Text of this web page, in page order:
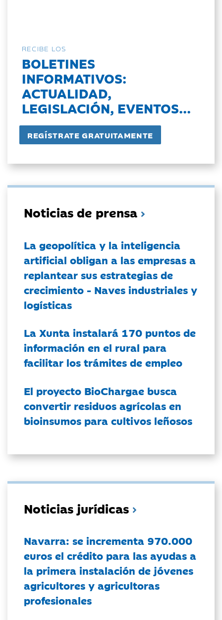
RECIBE LOS
BOLETINES
INFORMATIVOS:
ACTUALIDAD,
LEGISLACIÓN, EVENTOS...
Noticias de prensa
La geopolítica y la inteligencia
artificial obligan a las empresas a
replantear sus estrategias de
crecimiento - Naves industriales y
logísticas
La Xunta instalará 170 puntos de
información en el rural para
facilitar los trámites de empleo
El proyecto BioChargae busca
convertir residuos agrícolas en
bioinsumos para cultivos leñosos
Noticias jurídicas
Navarra: se incrementa 970.000
euros el crédito para las ayudas a
la primera instalación de jóvenes
agricultores y agricultoras
profesionales